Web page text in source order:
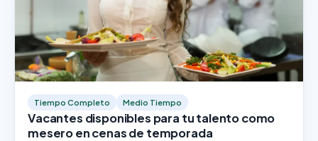
Tiempo Completo Medio Tiempo
Vacantes disponibles para tu talento como
mesero en cenas de temporada